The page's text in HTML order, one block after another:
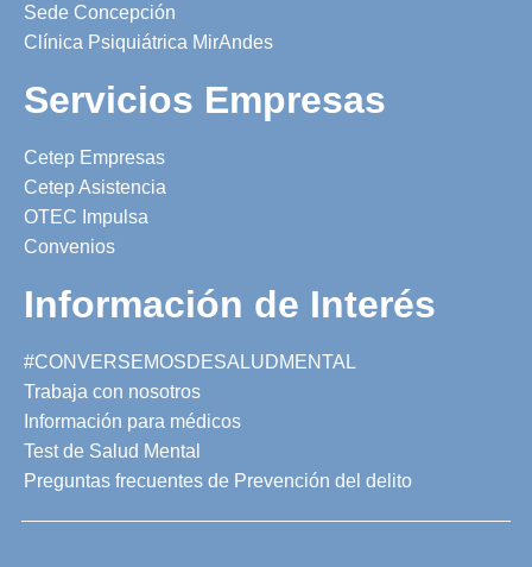
Sede Concepción
Clínica Psiquiátrica MirAndes
Servicios Empresas
Cetep Empresas
Cetep Asistencia
OTEC Impulsa
Convenios
Información de Interés
#CONVERSEMOSDESALUDMENTAL
Trabaja con nosotros
Información para médicos
Test de Salud Mental
Preguntas frecuentes de Prevención del delito